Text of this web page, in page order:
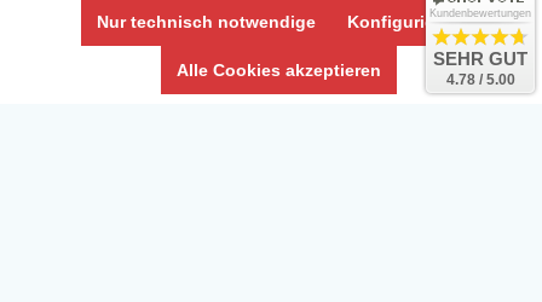
Impressum
Umwelt und Entsorgung
Vertrag widerrufen
Nur technisch notwendige Konfigurieren
Alle Cookies akzeptieren
Kundenbewertungen
SEHR GUT
4.78 / 5.00